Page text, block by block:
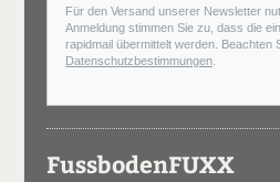
Für den Versand unserer Newsletter
Anmeldung stimmen Sie zu, dass die
rapidmail übermittelt werden. Beachten
Datenschutzbestimmungen
FussbodenFUXX